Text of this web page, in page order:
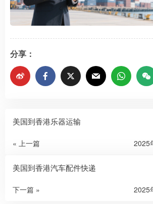
分享：
美国到香港乐器运输
« 上一篇 2025
美国到香港汽车配件快递
下一篇 » 2025